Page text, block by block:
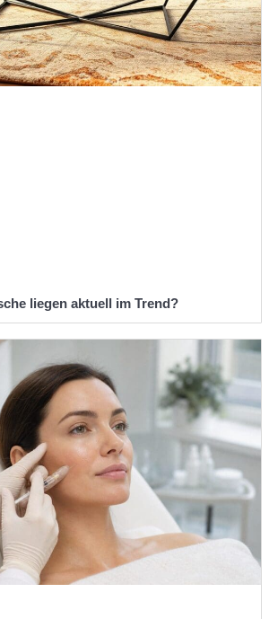
liegen aktuell im Trend?